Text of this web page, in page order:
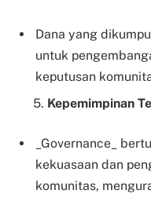
Dana yang
untuk
keputusan
5. Kepemimpinan
_Governance_
kekuasaan dan
komunitas,